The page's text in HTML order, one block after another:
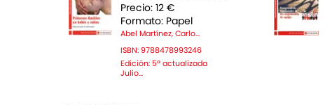
Precio: 12 €
Formato: Papel
Abel Martínez, Carlo...
ISBN: 9788478993246
Edición: 5ª actualizada
Julio...